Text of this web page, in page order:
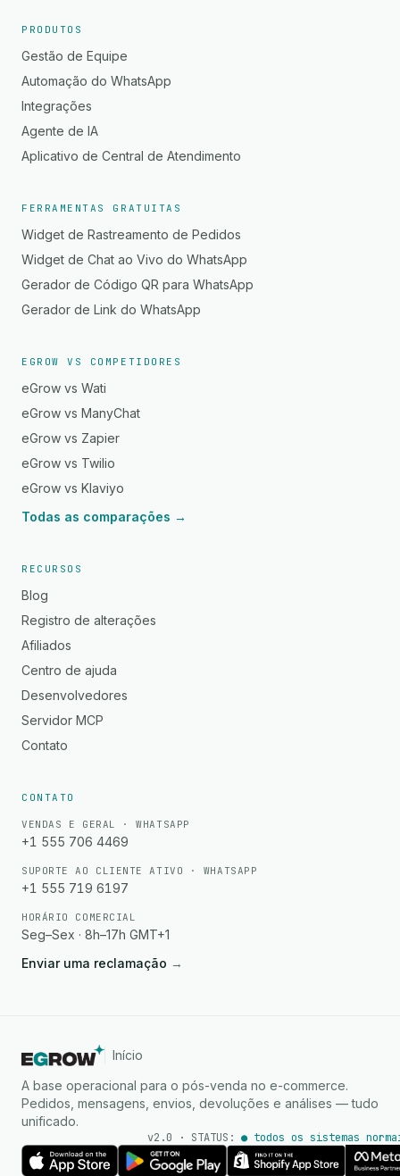
PRODUTOS
Gestão de Equipe
Automação do WhatsApp
Integrações
Agente de IA
Aplicativo de Central de Atendimento
FERRAMENTAS GRATUITAS
Widget de Rastreamento de Pedidos
Widget de Chat ao Vivo do WhatsApp
Gerador de Código QR para WhatsApp
Gerador de Link do WhatsApp
EGROW VS COMPETIDORES
eGrow vs Wati
eGrow vs ManyChat
eGrow vs Zapier
eGrow vs Twilio
eGrow vs Klaviyo
Todas as comparações →
RECURSOS
Blog
Registro de alterações
Afiliados
Centro de ajuda
Desenvolvedores
Servidor MCP
Contato
CONTATO
VENDAS E GERAL · WHATSAPP
+1 555 706 4469
SUPORTE AO CLIENTE ATIVO · WHATSAPP
+1 555 719 6197
HORÁRIO COMERCIAL
Seg–Sex · 8h–17h GMT+1
Enviar uma reclamação →
Início
A base operacional para o pós-venda no e-commerce.
Pedidos, mensagens, envios, devoluções e análises — tudo
unificado.
v2.0 · STATUS: ● todos os sistemas